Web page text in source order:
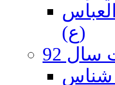
- محبان العباس
(ع)
92
حق شناس